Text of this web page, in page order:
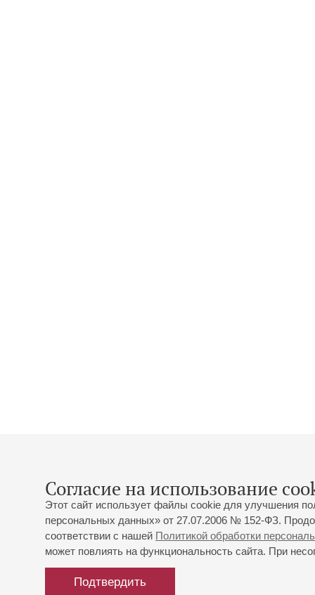
Согласие на использование
Этот сайт использует файлы cookie для улучшения
персональных данных» от 27.07.2006 № 152-ФЗ.
соответствии с нашей Политикой обработки
может повлиять на функциональность сайта. При
Подтвердить